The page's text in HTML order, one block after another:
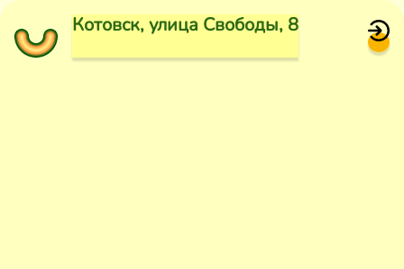
Котовск, улица Свободы, 8